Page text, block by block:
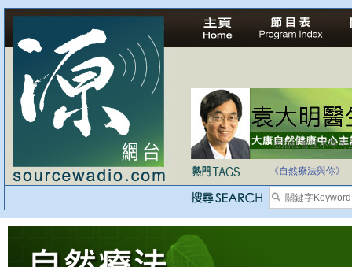
法治社會並不等同
《自然療法與你》